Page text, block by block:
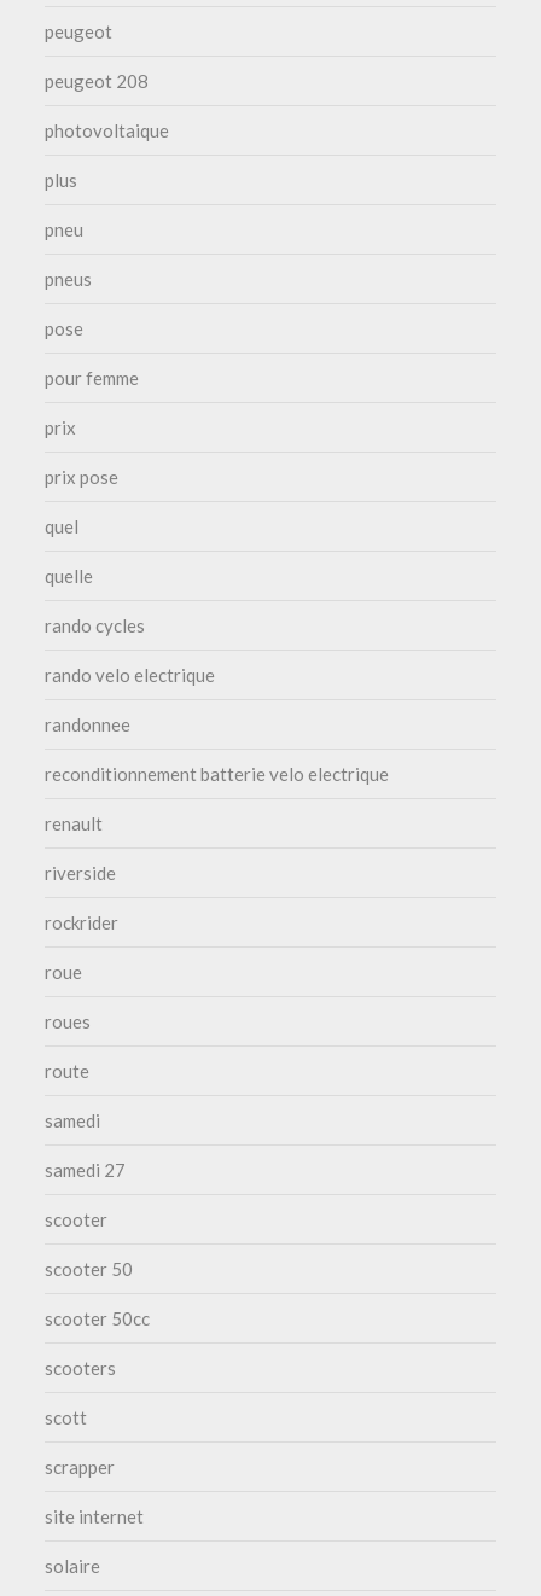
peugeot
peugeot 208
photovoltaique
plus
pneu
pneus
pose
pour femme
prix
prix pose
quel
quelle
rando cycles
rando velo electrique
randonnee
reconditionnement batterie velo electrique
renault
riverside
rockrider
roue
roues
route
samedi
samedi 27
scooter
scooter 50
scooter 50cc
scooters
scott
scrapper
site internet
solaire